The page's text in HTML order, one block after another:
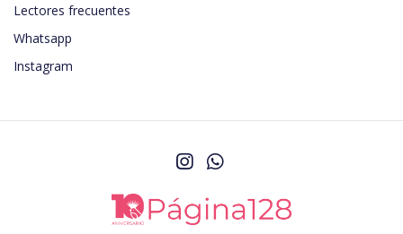
Lectores frecuentes
Whatsapp
Instagram